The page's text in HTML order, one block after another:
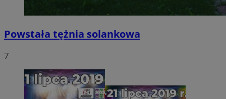
Powstała tężnia solankowa
7